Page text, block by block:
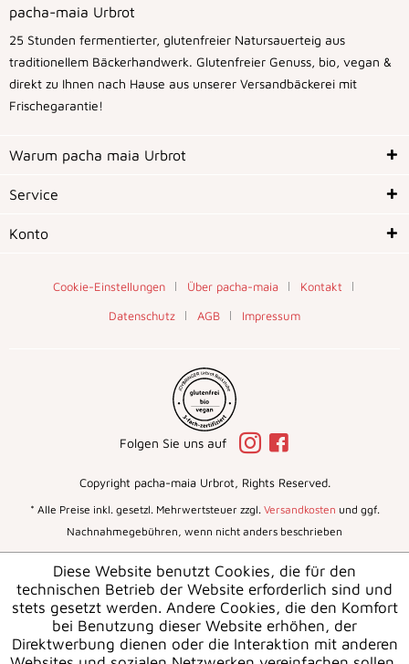
pacha-maia Urbrot
25 Stunden fermentierter, glutenfreier Natursauerteig aus
traditionellem Bäckerhandwerk. Glutenfreier Genuss, bio, vegan &
direkt zu Ihnen nach Hause aus unserer Versandbäckerei mit
Frischegarantie!
Warum pacha maia Urbrot
Service
Konto
* Alle Preise inkl. gesetzl. Mehrwertsteuer zzgl. Versandkosten und ggf.
Nachnahmegebühren, wenn nicht anders beschrieben
Cookie-Einstellungen Über pacha-maia
Kontakt
Datenschutz
AGB Impressum
Copyright pacha-maia Urbrot, Rights Reserved.
Folgen Sie uns auf
Diese Website benutzt Cookies, die für den
technischen Betrieb der Website erforderlich sind und
stets gesetzt werden. Andere Cookies, die den Komfort
bei Benutzung dieser Website erhöhen, der
Direktwerbung dienen oder die Interaktion mit anderen